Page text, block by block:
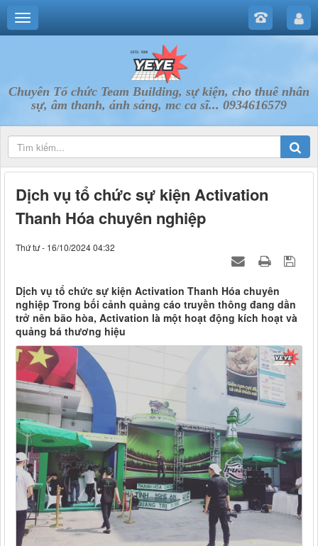
Chuyên Tổ chức Team Building, sự kiện, cho thuê nhân
sự, âm thanh, ánh sáng, mc ca sĩ... 0934616579
Dịch vụ tổ chức sự kiện Activation
Thanh Hóa chuyên nghiệp
Thứ tư - 16/10/2024 04:32
Dịch vụ tổ chức sự kiện Activation Thanh Hóa chuyên
nghiệp Trong bối cảnh quảng cáo truyền thông đang dần
trở nên bão hòa, Activation là một hoạt động kích hoạt và
quảng bá thương hiệu